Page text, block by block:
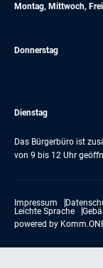
Montag, Mittwoch,
Donnerstag
Dienstag
Das Bürgerbüro ist
von 9 bis 12 Uhr
Impressum
Leichte Sprache
powered by